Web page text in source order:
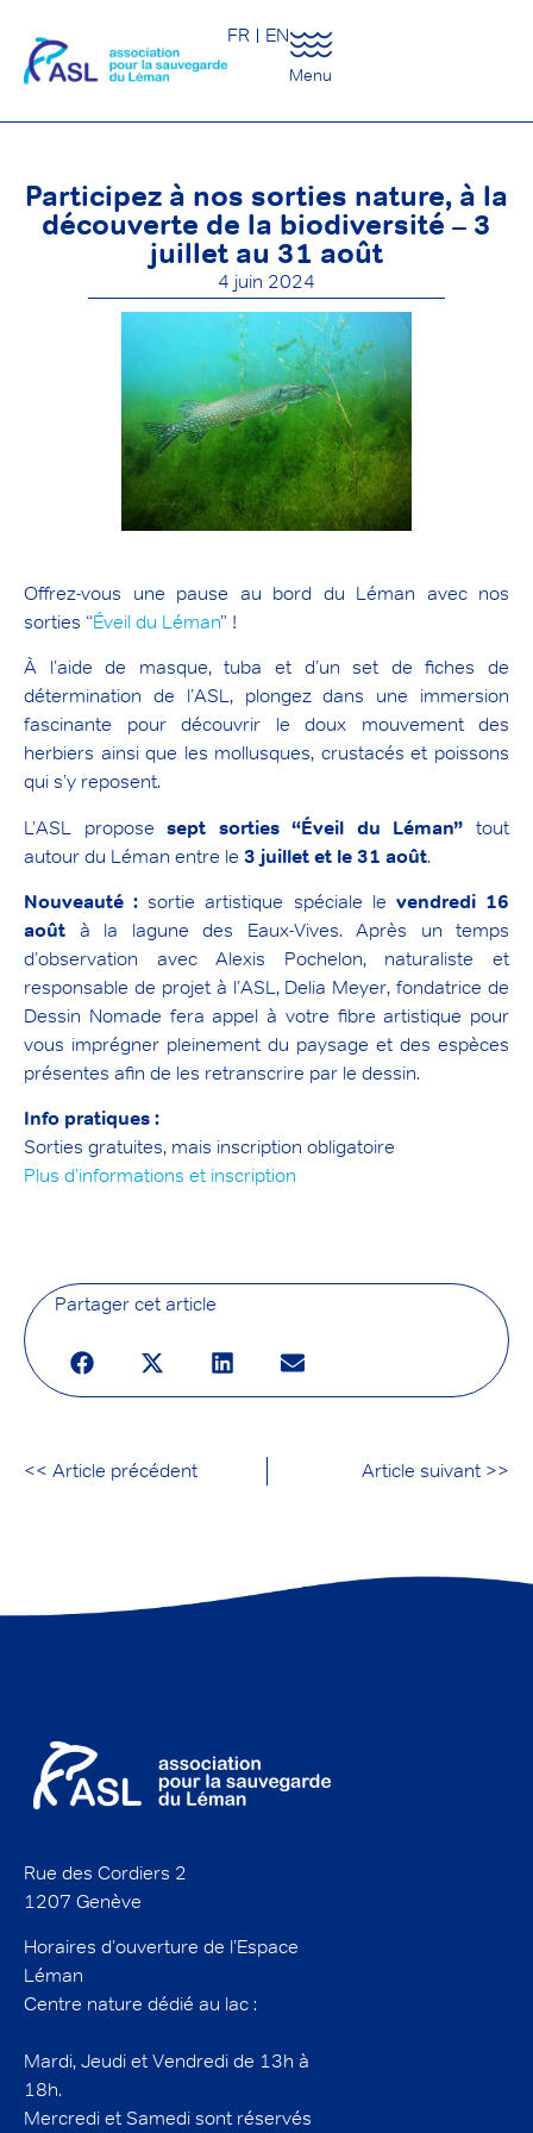
FR EN
Menu
Participez à nos sorties nature, à la
découverte de la biodiversité – 3
juillet au 31 août
4 juin 2024
Offrez-vous une pause au bord du Léman avec nos
sorties “Éveil du Léman” !
À l’aide de masque, tuba et d’un set de fiches de
détermination de l’ASL, plongez dans une immersion
fascinante pour découvrir le doux mouvement des
herbiers ainsi que les mollusques, crustacés et poissons
qui s’y reposent.
L’ASL proposesept sorties “Éveil du Léman” tout
autour du Léman entre le 3 juillet et le 31 août.
Nouveauté : sortie artistique spéciale le vendredi 16
août à la lagune des Eaux-Vives. Après un temps
d’observation avec Alexis Pochelon, naturaliste et
responsable de projet à l’ASL, Delia Meyer, fondatrice de
Dessin Nomade fera appel à votre fibre artistique pour
vous imprégner pleinement du paysage et des espèces
présentes afin de les retranscrire par le dessin.
Info pratiques :
Sorties gratuites, mais inscription obligatoire
Plus d’informations et inscription
Partager cet article
<< Article précédent Article suivant >>
Rue des Cordiers 2
1207 Genève
Horaires d’ouverture de l’Espace
Léman
Centre nature dédié au lac :
Mardi, Jeudi et Vendredi de 13h à
18h.
Mercredi et Samedi sont réservés